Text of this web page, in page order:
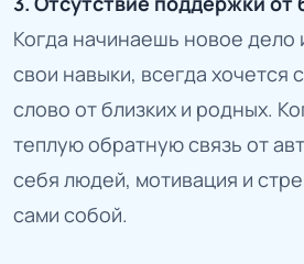
Когда начинаешь новое дело
свои навыки, всегда хочется
слово от близких и родных.
теплую обратную связь от
себя людей, мотивация и
сами собой.